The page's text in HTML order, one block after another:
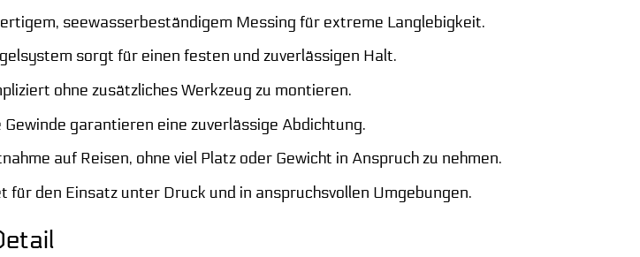
seewasserbeständigem Messing für extreme Langlebigkeit.
sorgt für einen festen und zuverlässigen Halt.
ohne zusätzliches Werkzeug zu montieren.
garantieren eine zuverlässige Abdichtung.
auf Reisen, ohne viel Platz oder Gewicht in Anspruch zu nehmen.
den Einsatz unter Druck und in anspruchsvollen Umgebungen.